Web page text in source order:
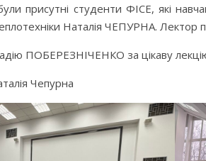
присутні студенти ФІСЕ, які
Наталія ЧЕПУРНА.
ПОБЕРЕЗНІЧЕНКО за цікаву
Чепурна